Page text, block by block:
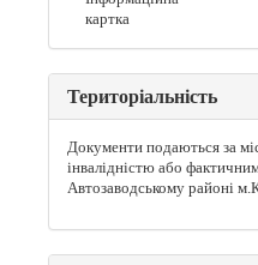
картка
Територіальність
Документи подаються за
інвалідністю або
Автозаводському районі